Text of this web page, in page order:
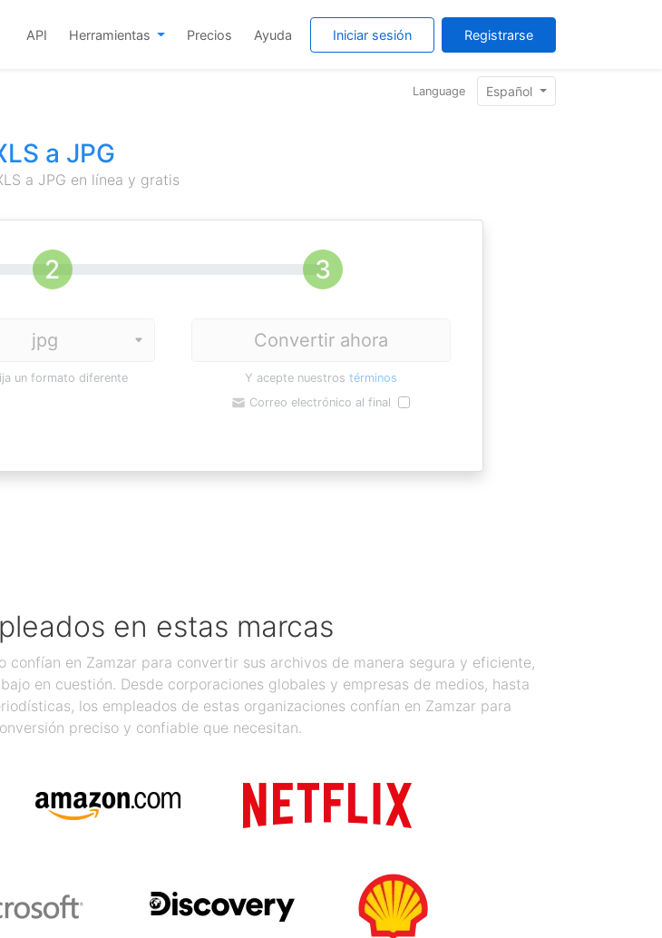
API Herramientas Precios Ayuda Iniciar sesión Registrarse
Language Español
a JPG
a JPG en línea y gratis
un formato diferente
Convertir ahora
Y acepte nuestros términos
Correo electrónico al final
en estas marcas
en Zamzar para convertir sus archivos de manera segura y eficiente,
en cuestión. Desde corporaciones globales y empresas de medios, hasta
los empleados de estas organizaciones confían en Zamzar para
preciso y confiable que necesitan.